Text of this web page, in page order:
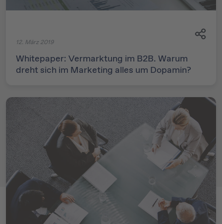
12. März 2019
Whitepaper: Vermarktung im B2B. Warum
dreht sich im Marketing alles um Dopamin?